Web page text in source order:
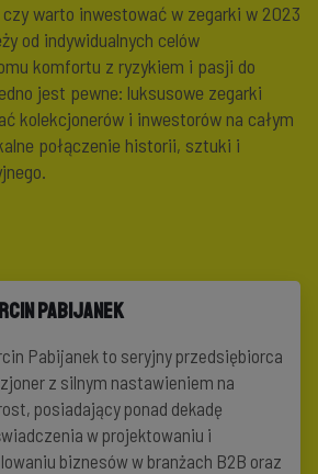
warto inwestować w zegarki w 2023
od indywidualnych celów
komfortu z ryzykiem i pasji do
jest pewne: luksusowe zegarki
kolekcjonerów i inwestorów na całym
połączenie historii, sztuki i
Pabijanek
Pabijanek to seryjny przedsiębiorca
z silnym nastawieniem na
posiadający ponad dekadę
w projektowaniu i
biznesów w branżach B2B oraz